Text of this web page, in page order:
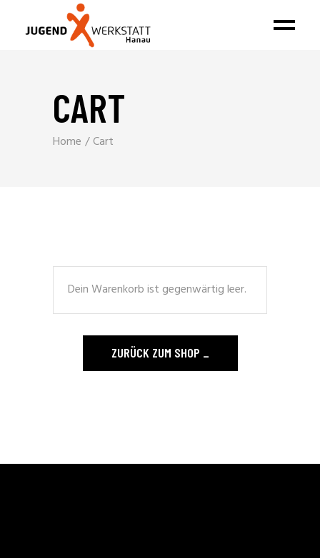
CART
Home Cart
Dein Warenkorb ist gegenwärtig leer.
ZURÜCK ZUM SHOP